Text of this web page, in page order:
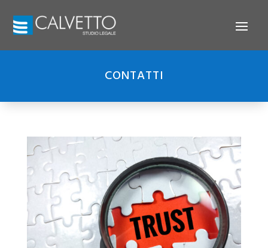
CONTATTI